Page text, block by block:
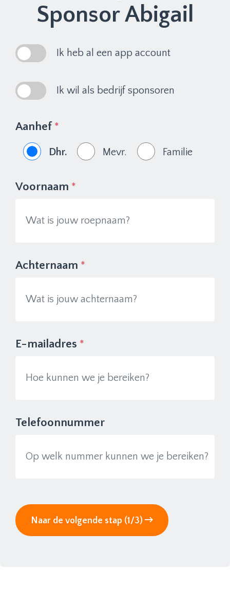
Sponsor Abigail
Ik heb al een app account
Ik wil als bedrijf sponsoren
Aanhef *
Dhr. Mevr. Familie
Voornaam *
Achternaam *
E-mailadres *
Telefoonnummer
Naar de volgende stap (1/3)